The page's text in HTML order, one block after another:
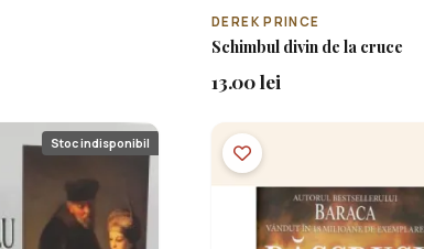
DEREK PRINCE
Schimbul divin de la cruce
13.00 lei
Stoc indisponibil